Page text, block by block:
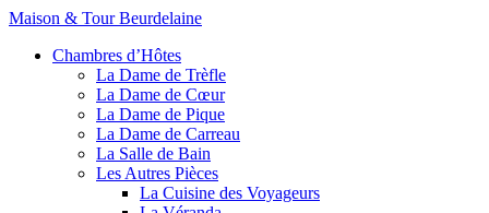
Maison & Tour Beurdelaine
Chambres d’Hôtes
La Dame de Trèfle
La Dame de Cœur
La Dame de Pique
La Dame de Carreau
La Salle de Bain
Les Autres Pièces
La Cuisine des Voyageurs